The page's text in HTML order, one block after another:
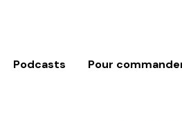
Podcasts Pour